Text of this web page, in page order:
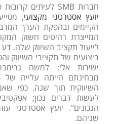
חברות SMB לעיתים קרובות פועלות עם משאבים מוגבלים.
יועץ אסטרטגי מקצועי,
הקיימים ובהפקת הערך
המייצרת רהיטים חשוק
לייעול תקציב השיווק שלה.
ביצועים של תקציבי השיווק
השיווקית תוך שנה. כפי
לעשות דברים נכון;
שניהם.